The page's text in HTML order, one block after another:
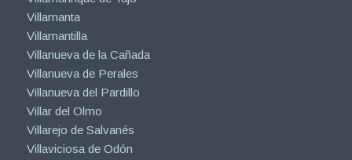
Villamanta
Villamantilla
Villanueva de la Cañada
Villanueva de Perales
Villanueva del Pardillo
Villar del Olmo
Villarejo de Salvanés
Villaviciosa de Odón